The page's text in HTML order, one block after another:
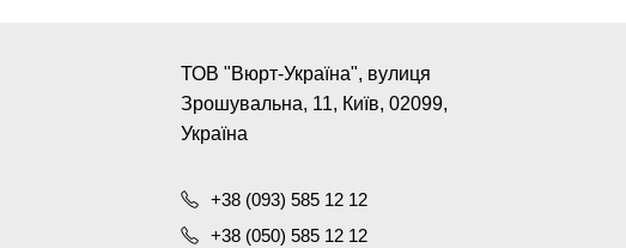
ТОВ "Вюрт-Україна", вулиця
Зрошувальна, 11, Київ, 02099,
Україна
+38 (093) 585 12 12
+38 (050) 585 12 12